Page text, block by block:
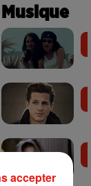
Musique
accepter